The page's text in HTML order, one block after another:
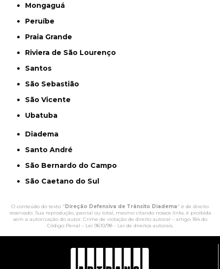
Mongaguá
Peruíbe
Praia Grande
Riviera de São Lourenço
Santos
São Sebastião
São Vicente
Ubatuba
Diadema
Santo André
São Bernardo do Campo
São Caetano do Sul
O conteúdo do texto "Direção Defensiva de Trânsito Diadema" é de direito
reservado. Sua reprodução, parcial ou total, mesmo citando nossos links, é proibida
sem a autorização do autor. Crime de violação de direito autoral – artigo 184 do
Código Penal – Lei 9610/98 - Lei de direitos autorais.